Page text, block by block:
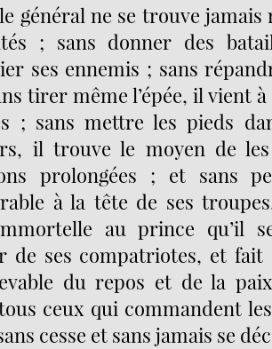
général ne se trouve
; sans donner des
ses ennemis ; sans
tirer même l’épée, il vient
; sans mettre les pieds
il trouve le moyen de
prolongées ; et sans
à la tête de ses
au prince qu’il
de ses compatriotes, et fait
du repos et de la
ceux qui commandent
cesse et sans jamais se